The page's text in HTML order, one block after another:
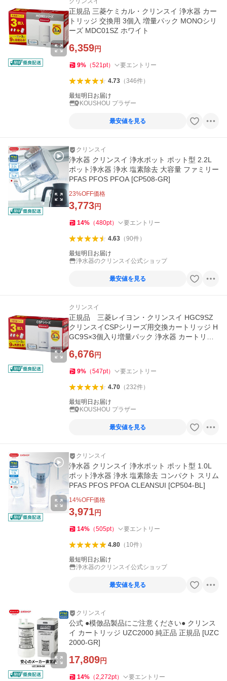
正規品 三菱ケミカル・クリンスイ 浄水器 カー
トリッジ 交換用 3個入 増量パック MONOシリ
ーズ MDC01SZ ホワイト
6,359円
9% （521pt） 要エントリー
4.73（346件）
最短明日お届け
KOUSHOU プラザー
最安値を見る
クリンスイ
浄水器 クリンスイ 浄水ポット ポット型 2.2L
ポット浄水器 浄水 塩素除去 大容量 ファミリー
PFAS PFOS PFOA [CP508-GR]
23%OFF価格
3,773円
14% （480pt） 要エントリー
4.63（90件）
最短明日お届け
浄水器のクリンスイ公式ショップ
最安値を見る
クリンスイ
正規品 三菱レイヨン・クリンスイ HGC9SZ
クリンスイCSPシリーズ用交換カートリッジ H
GC9S×3個入り増量パック 浄水器 カートリッ
6,676円
9% （547pt） 要エントリー
4.70（232件）
最短明日お届け
KOUSHOU プラザー
最安値を見る
クリンスイ
浄水器 クリンスイ 浄水ポット ポット型 1.0L
ポット浄水器 浄水 塩素除去 コンパクト スリム
PFAS PFOS PFOA CLEANSUI [CP504-BL]
14%OFF価格
3,971円
14% （505pt） 要エントリー
4.80（ 10件）
最短明日お届け
浄水器のクリンスイ公式ショップ
最安値を見る
クリンスイ
公式 ●模倣品製品にご注意ください● クリンス
イ カートリッジ UZC2000 純正品 正規品 [UZC
2000-GR]
17,809円
14% （2,272pt） 要エントリー